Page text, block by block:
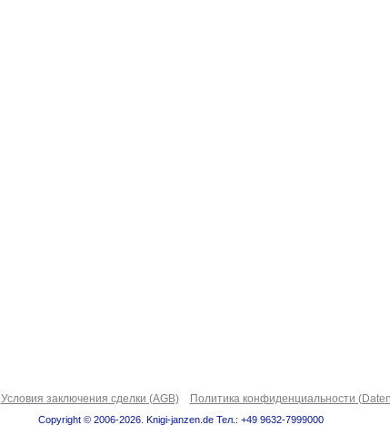
Условия заключения сделки (AGB) Политика конфиденциальности
Copyright © 2006-2026. Knigi-janzen.de Тел.: +49 9632-7999000